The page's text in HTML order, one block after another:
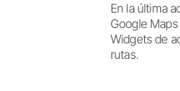
En la última
Google
Widgets de
rutas.